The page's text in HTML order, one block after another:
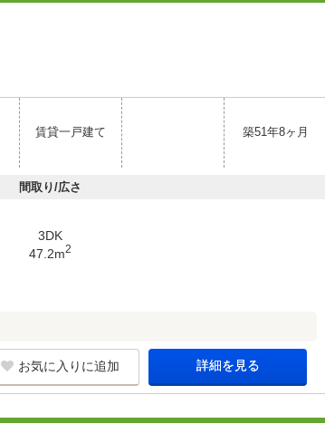
賃貸一戸建て 築51年8ヶ月
間取り/広さ
3DK
47.2m2
お気に入りに追加 詳細を見る